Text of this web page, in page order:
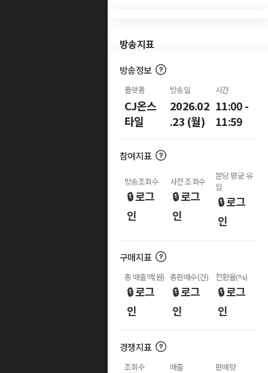
방송지표
방송정보
플랫폼
CJ온스
타일
방송일
2026.02
.23 (월)
시간
11:00 -
11:59
참여지표
방송조회수
🔒 로그
인
사전 조회수
🔒 로그
인
분당 평균 유
입
🔒 로그
인
구매지표
총 매출액(원)
🔒 로그
인
총판매수(건)
🔒 로그
인
전환율(%)
🔒 로그
인
경쟁지표
조회수 매출 판매량